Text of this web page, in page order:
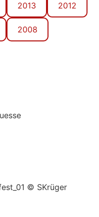
2013 2012
2008